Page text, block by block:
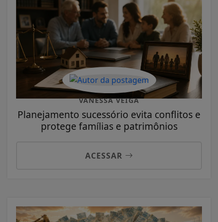
VANESSA VEIGA
Planejamento sucessório evita conflitos e
protege famílias e patrimônios
ACESSAR